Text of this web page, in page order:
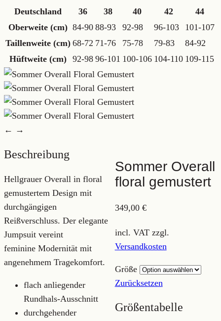
Deutschland 36 38 40 42
44
Oberweite (cm) 84-90 88-93 92-98 96-103
101-107
Taillenweite (cm) 68-72 71-76 75-78 79-83
84-92
Hüftweite (cm) 92-98 96-101 100-106 104-110 109-115
← →
Sommer Overall
floral gemustert
349,00 €
incl. VAT zzgl.
Versandkosten
Größe
Zurücksetzen
Größentabelle
Beschreibung
Hellgrauer Overall in floral
gemustertem Design mit
durchgängigen
Reißverschluss. Der elegante
Jumpsuit vereint
feminine Modernität mit
angenehmem Tragekomfort.
flach anliegender
Rundhals-Ausschnitt
durchgehender